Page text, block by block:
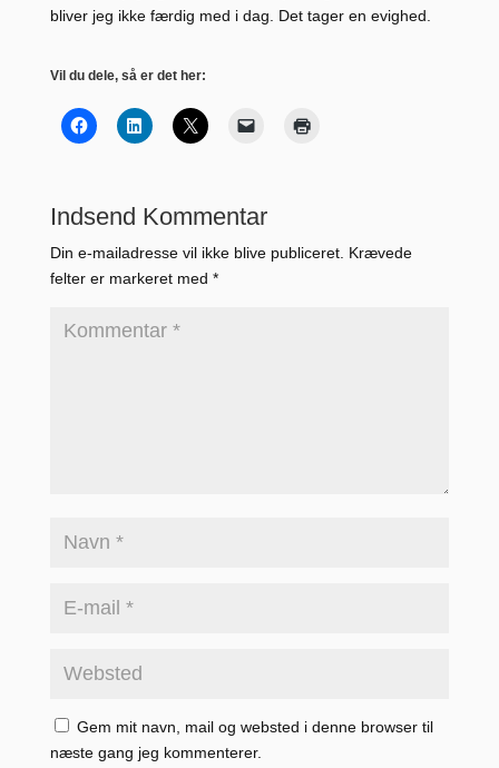
bliver jeg ikke færdig med i dag. Det tager en evighed.
Vil du dele, så er det her:
Indsend Kommentar
Din e-mailadresse vil ikke blive publiceret. Krævede
felter er markeret med *
Gem mit navn, mail og websted i denne browser til
næste gang jeg kommenterer.